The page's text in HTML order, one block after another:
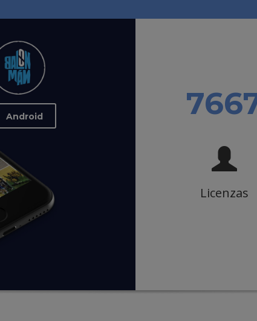
Android 9141
Licenzas